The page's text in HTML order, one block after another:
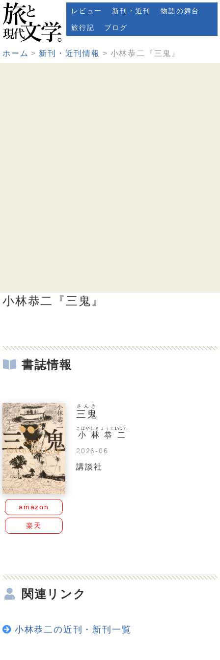
レビュー 新刊・近刊 物語の舞台
旅行記 ブログ
ホーム 新刊・近刊情報 小林恭二『三鬼』
小林恭二『三鬼』
書誌情報
amazon
楽天
三鬼
さんき
小林恭二
こばやしきょうじ1957-
2026-06
講談社
関連リンク
小林恭二の近刊・新刊一覧